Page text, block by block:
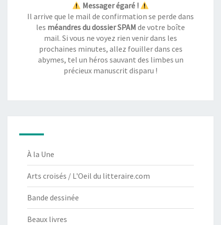
Messager égaré !
Il arrive que le mail de confirmation se perde dans
les méandres du dossier SPAM de votre boîte
mail. Si vous ne voyez rien venir dans les
prochaines minutes, allez fouiller dans ces
abymes, tel un héros sauvant des limbes un
précieux manuscrit disparu !
À la Une
Arts croisés / L'Oeil du litteraire.com
Bande dessinée
Beaux livres